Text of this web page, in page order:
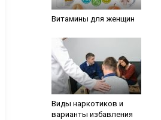
Витамины для женщин
Виды наркотиков и
варианты избавления